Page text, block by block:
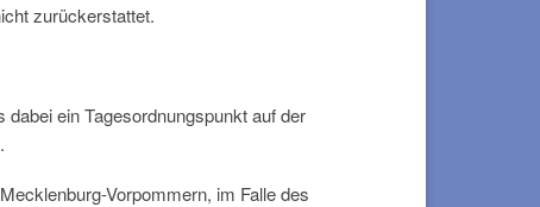
zurückerstattet.
ein Tagesordnungspunkt auf der
Vorpommern, im Falle des